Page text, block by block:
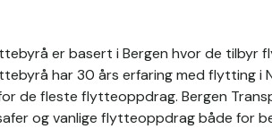
er basert i Bergen hvor de tilbyr
har 30 års erfaring med flytting i
de fleste flytteoppdrag. Bergen
og vanlige flytteoppdrag både for